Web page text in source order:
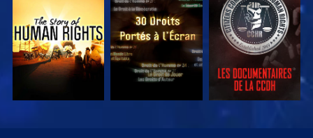
REGARDER REGARDER REGARDER